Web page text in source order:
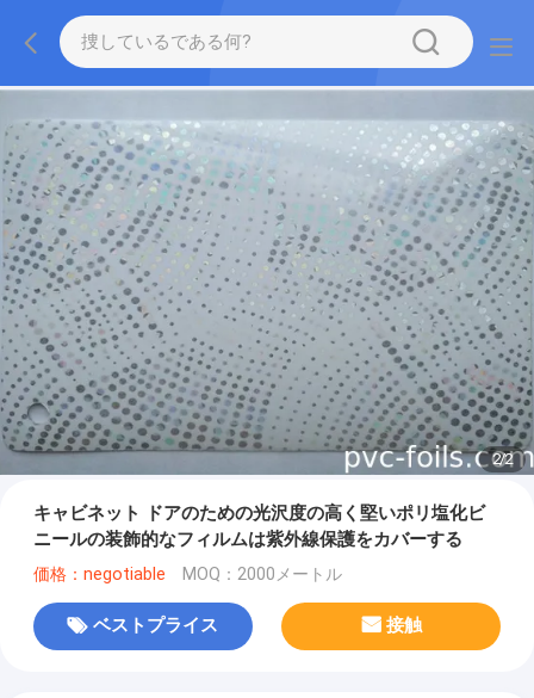
2/2
キャビネット ドアのための光沢度の高く堅いポリ塩化ビ
ニールの装飾的なフィルムは紫外線保護をカバーする
価格：negotiable MOQ：2000メートル
ベストプライス 接触